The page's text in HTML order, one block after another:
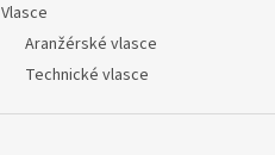
Vlasce
Aranžérské vlasce
Technické vlasce